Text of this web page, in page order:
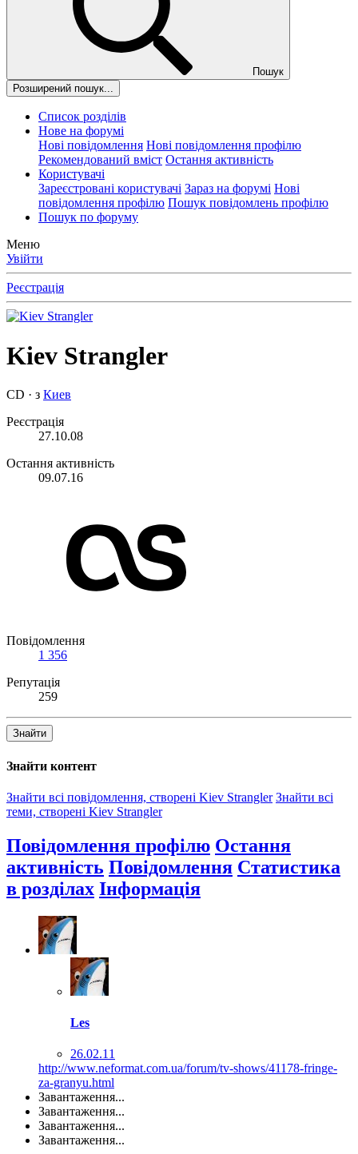
Пошук
Розширений пошук...
Список розділів
Нове на форумі
Нові повідомлення Нові повідомлення профілю
Рекомендований вміст Остання активність
Користувачі
Зареєстровані користувачі Зараз на форумі Нові
повідомлення профілю Пошук повідомлень профілю
Пошук по форуму
Меню
Увійти
Реєстрація
Kiev Strangler
CD · з Киев
Реєстрація
27.10.08
Остання активність
09.07.16
Повідомлення
1 356
Репутація
259
Знайти
Знайти контент
Знайти всі повідомлення, створені Kiev Strangler Знайти всі
теми, створені Kiev Strangler
Повідомлення профілю Остання
активність Повідомлення Статистика
в розділах Інформація
Les
26.02.11
http://www.neformat.com.ua/forum/tv-shows/41178-fringe-
za-granyu.html
Завантаження...
Завантаження...
Завантаження...
Завантаження...